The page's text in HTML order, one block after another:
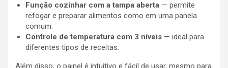
Função cozinhar com a tampa aberta — permite
refogar e preparar alimentos como em uma panela
comum.
Controle de temperatura com 3 níveis — ideal para
diferentes tipos de receitas.
Além disso, o painel é intuitivo e fácil de usar, mesmo para